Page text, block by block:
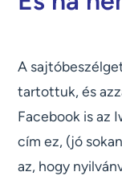
A
tartottuk, és
Facebook is az
cím ez, (jó
az, hogy